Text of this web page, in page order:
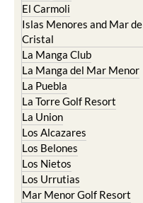
El Carmoli
Islas Menores and Mar de
Cristal
La Manga Club
La Manga del Mar Menor
La Puebla
La Torre Golf Resort
La Union
Los Alcazares
Los Belones
Los Nietos
Los Urrutias
Mar Menor Golf Resort